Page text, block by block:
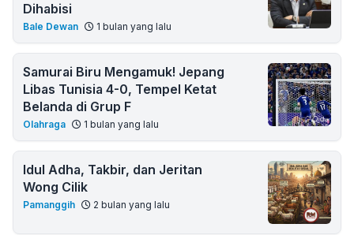
Dihabisi
Bale Dewan 1 bulan yang lalu
Samurai Biru Mengamuk! Jepang
Libas Tunisia 4-0, Tempel Ketat
Belanda di Grup F
Olahraga 1 bulan yang lalu
Idul Adha, Takbir, dan Jeritan
Wong Cilik
Pamanggih 2 bulan yang lalu